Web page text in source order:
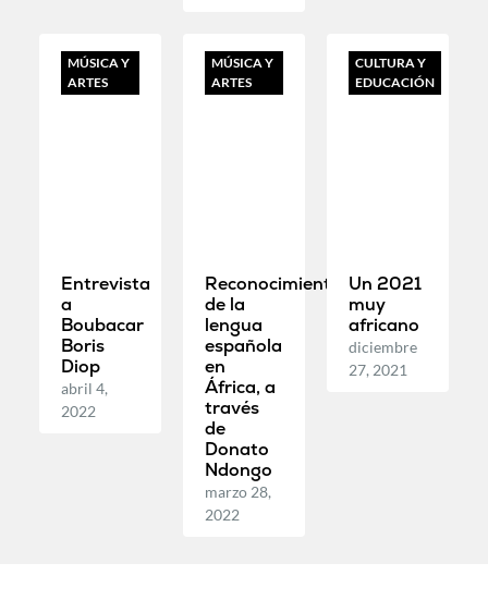
MÚSICA Y
ARTES
Entrevista
a
Boubacar
Boris
Diop
abril 4,
2022
MÚSICA Y
ARTES
Reconocimiento
de la
lengua
española
en
África, a
través
de
Donato
Ndongo
marzo 28,
2022
CULTURA Y
EDUCACIÓN
Un 2021
muy
africano
diciembre
27, 2021